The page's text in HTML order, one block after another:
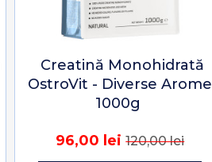
Creatină Monohidrată
OstroVit - Diverse Arome
1000g
96,00 lei120,00 lei